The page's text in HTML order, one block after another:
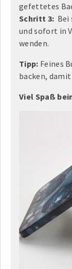
gefettetes
Schritt 3: Bei
und sofort in
wenden.
Tipp: Feines
backen,
Viel Spaß